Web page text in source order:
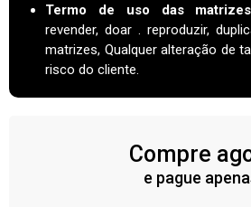
Termo de uso das matrizes
revender, doar . reproduzir,
matrizes, Qualquer alteração de
risco do cliente.
Compre
e pague